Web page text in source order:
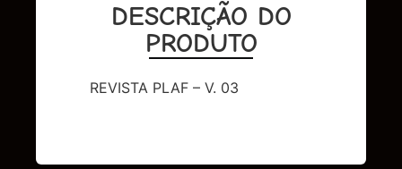
DESCRIÇÃO DO
PRODUTO
REVISTA PLAF – V. 03